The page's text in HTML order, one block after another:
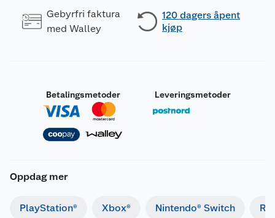
Gebyrfri faktura
med Walley
120 dagers åpent
kjøp
Betalingsmetoder Leveringsmetoder
Oppdag mer
PlayStation® Xbox® Nintendo® Switch